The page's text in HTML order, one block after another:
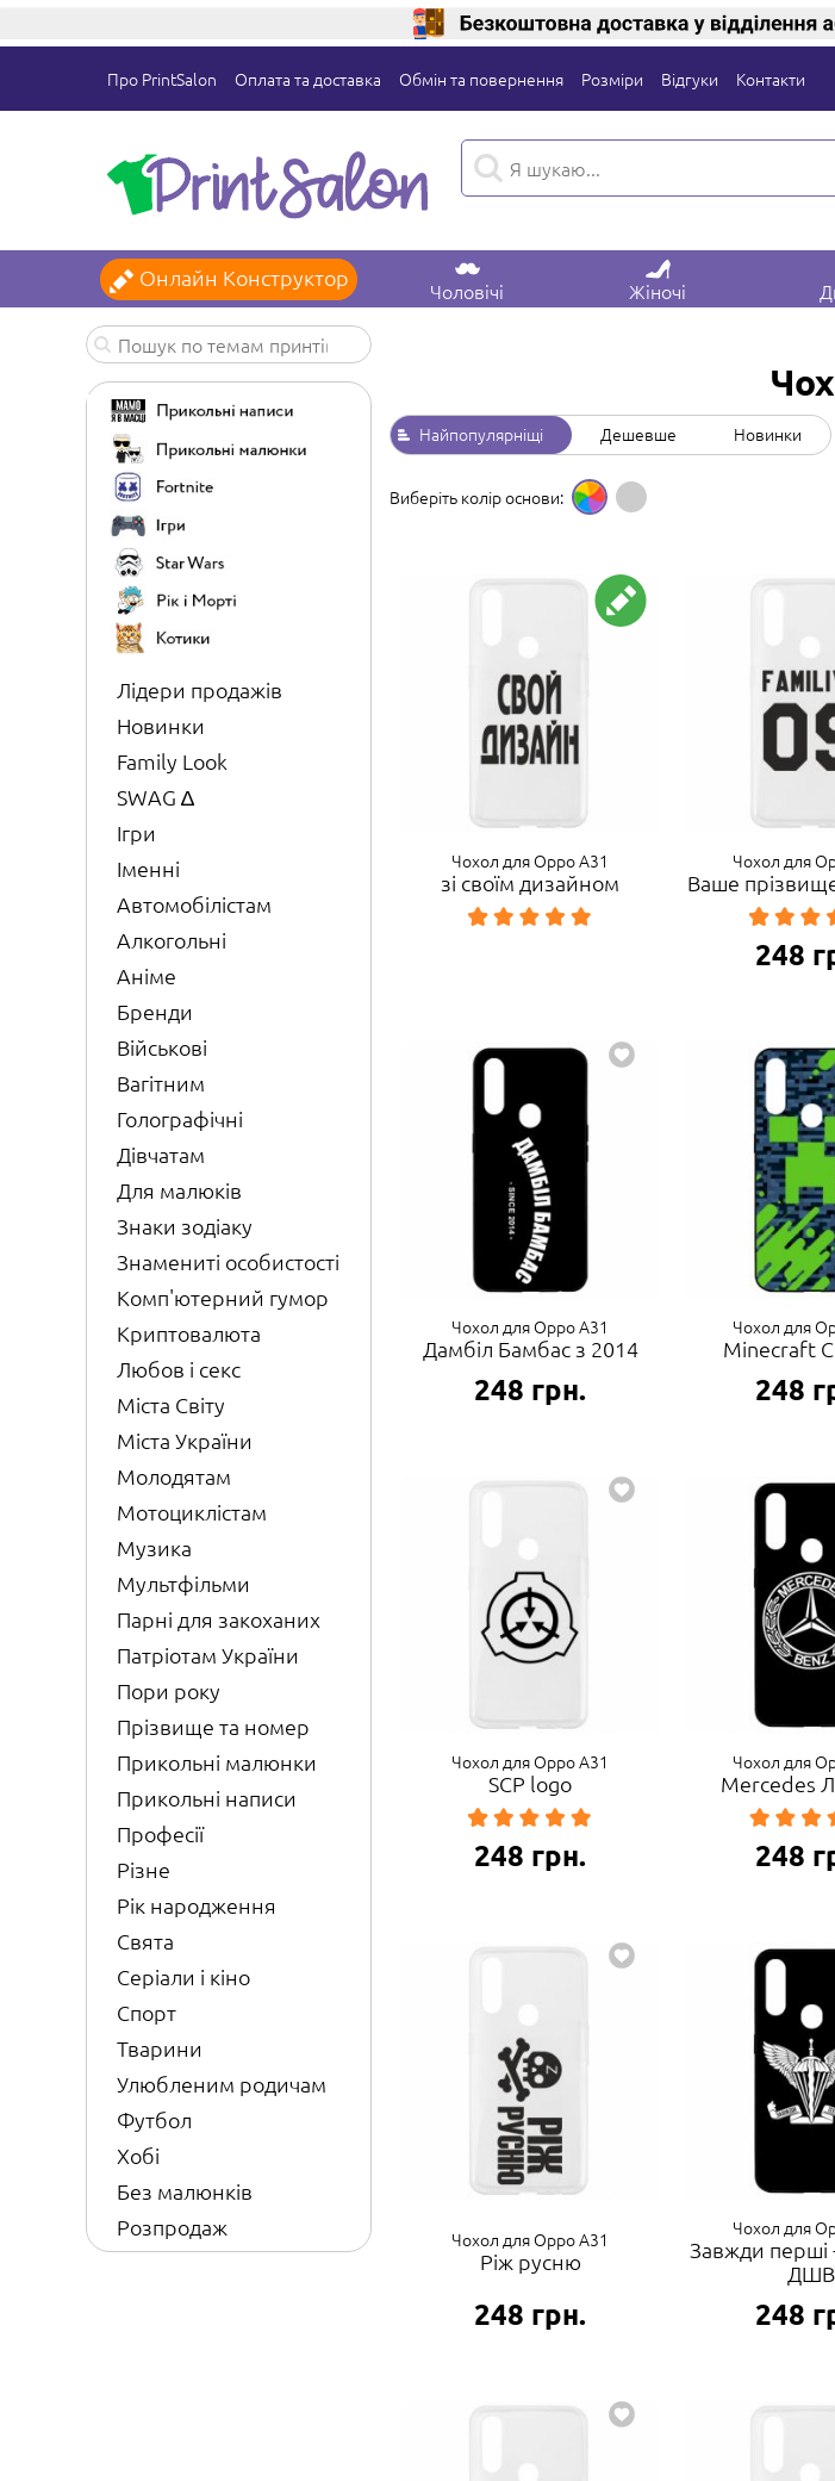
Про PrintSalon Оплата та доставка Обмін та повернення Розміри Відгуки Контакти
Онлайн Конструктор
Чоловічі Жіночі
Лідери продажів
Новинки
Family Look
SWAG ∆
Ігри
Іменні
Автомобілістам
Алкогольні
Аніме
Бренди
Військові
Вагітним
Голографічні
Дівчатам
Для малюків
Знаки зодіаку
Знамениті особистості
Комп'ютерний гумор
Криптовалюта
Любов і секс
Міста Світу
Міста України
Молодятам
Мотоциклістам
Музика
Мультфільми
Парні для закоханих
Патріотам України
Пори року
Прізвище та номер
Прикольні малюнки
Прикольні написи
Професії
Різне
Рік народження
Свята
Серіали і кіно
Спорт
Тварини
Улюбленим родичам
Футбол
Хобі
Без малюнків
Розпродаж
Найпопулярніщі Дешевше Новинки
Виберіть колір основи:
Чохол для Oppo A31
зі своїм дизайном
Чохол для
Ваше
248
Чохол для Oppo A31
Дамбіл Бамбас з 2014
248 грн.
Чохол для
Minecraft
248
Чохол для Oppo A31
SCP logo
248 грн.
Чохол для
Mercedes
248
Чохол для Oppo A31
Ріж русню
248 грн.
Чохол для
Завжди
ДШВ
248